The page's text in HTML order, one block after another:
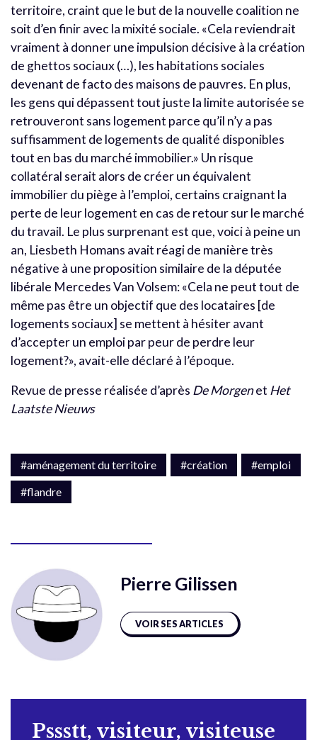
territoire, craint que le but de la nouvelle coalition ne
soit d’en finir avec la mixité sociale. «Cela reviendrait
vraiment à donner une impulsion décisive à la création
de ghettos sociaux (…), les habitations sociales
devenant de facto des maisons de pauvres. En plus,
les gens qui dépassent tout juste la limite autorisée se
retrouveront sans logement parce qu’il n’y a pas
suffisamment de logements de qualité disponibles
tout en bas du marché immobilier.» Un risque
collatéral serait alors de créer un équivalent
immobilier du piège à l’emploi, certains craignant la
perte de leur logement en cas de retour sur le marché
du travail. Le plus surprenant est que, voici à peine un
an, Liesbeth Homans avait réagi de manière très
négative à une proposition similaire de la députée
libérale Mercedes Van Volsem: «Cela ne peut tout de
même pas être un objectif que des locataires [de
logements sociaux] se mettent à hésiter avant
d’accepter un emploi par peur de perdre leur
logement?», avait-elle déclaré à l’époque.
Revue de presse réalisée d’après De Morgenet Het
Laatste Nieuws
#aménagement du territoire #création
#emploi
#flandre
Pierre Gilissen
VOIR SES ARTICLES
Pssstt, visiteur, visiteuse